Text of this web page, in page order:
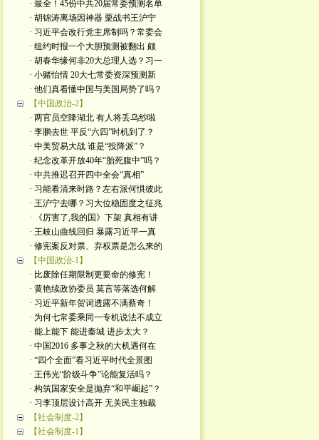
· 最全！45份中共20届常委预测名单
· 胡锦涛离场因神器 栗战书王沪宁
· 习近平会改行党主席制吗？常委会
· 纽约时报一个大胆预测被翻出 颇
· 胡春华缘何非20大总理人选？习一
· 小赌怡情 20大七常委资深预测新
· 他们真看懂中国与美国局势了吗？
【中国政治-2】
· 两官员空降湖北 有人将丢乌纱啦
· 李鹏去世 平反“六四”时机到了？
· 中美贸易大战 谁是“投降派”？
· 纪念改革开放40年“胎死腹中”吗？
· 中共推迟召开四中全会“真相”
· 习能看清来时路？左右派何惧彼此
· 王沪宁去哪？习大位稳固度之征兆
· 《厉害了,我的国》下架 真相有讲
· 王岐山曲线回归 暴露习近平一真
· 修宪案反对票、弃权票是怎么来的
【中国政治-1】
· 比废除任期限制更要命的修宪！
· 黄艳续政协委员 莫言等落选何解
· 习近平新年贺词透露不满蔡奇！
· 为何七常委乘同一专机说法不成立
· 能上能下 能进秦城 进步太大？
· 中国2016 多事之秋的大机遇何在
· “四个全面”看习近平时代全景图
· 王伟光“阶级斗争”论能复活吗？
· 构筑国家安全是抛弃“和平崛起”？
· 习李顶层设计高开 无关民主独裁
【社会制度-2】
【社会制度-1】